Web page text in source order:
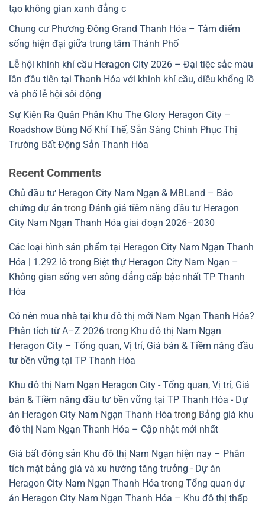
tạo không gian xanh đẳng c
Chung cư Phương Đông Grand Thanh Hóa – Tâm điểm
sống hiện đại giữa trung tâm Thành Phố
Lễ hội khinh khí cầu Heragon City 2026 – Đại tiệc sắc màu
lần đầu tiên tại Thanh Hóa với khinh khí cầu, diều khổng lồ
và phố lễ hội sôi động
Sự Kiện Ra Quân Phân Khu The Glory Heragon City –
Roadshow Bùng Nổ Khí Thế, Sẵn Sàng Chinh Phục Thị
Trường Bất Động Sản Thanh Hóa
Recent Comments
Chủ đầu tư Heragon City Nam Ngạn & MBLand – Bảo
chứng dự án trong Đánh giá tiềm năng đầu tư Heragon
City Nam Ngạn Thanh Hóa giai đoạn 2026–2030
Các loại hình sản phẩm tại Heragon City Nam Ngạn Thanh
Hóa | 1.292 lô trong Biệt thự Heragon City Nam Ngạn –
Không gian sống ven sông đẳng cấp bậc nhất TP Thanh
Hóa
Có nên mua nhà tại khu đô thị mới Nam Ngạn Thanh Hóa?
Phân tích từ A–Z 2026 trong Khu đô thị Nam Ngạn
Heragon City – Tổng quan, Vị trí, Giá bán & Tiềm năng đầu
tư bền vững tại TP Thanh Hóa
Khu đô thị Nam Ngạn Heragon City - Tổng quan, Vị trí, Giá
bán & Tiềm năng đầu tư bền vững tại TP Thanh Hóa - Dự
án Heragon City Nam Ngạn Thanh Hóa trong Bảng giá khu
đô thị Nam Ngạn Thanh Hóa – Cập nhật mới nhất
Giá bất động sản Khu đô thị Nam Ngạn hiện nay – Phân
tích mặt bằng giá và xu hướng tăng trưởng - Dự án
Heragon City Nam Ngạn Thanh Hóa trong Tổng quan dự
án Heragon City Nam Ngạn Thanh Hóa – Khu đô thị thấp